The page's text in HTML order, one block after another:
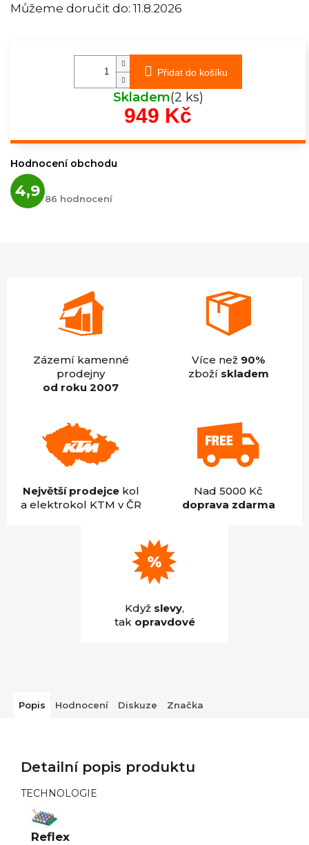
Můžeme doručit do: 11.8.2026
Přidat do košíku
Skladem(2 ks)
949 Kč
Hodnocení obchodu
4,9 hodnocení
obchodu
86 hodnocení
Zázemí kamenné
prodejny
od roku 2007
Více než 90%
zboží skladem
Největší prodejcekol
a elektrokol KTM v ČR
Nad 5000 Kč
doprava zdarma
Když slevy,
tak opravdové
Popis Hodnocení Diskuze Značka
Detailní popis produktu
TECHNOLOGIE
Reflex